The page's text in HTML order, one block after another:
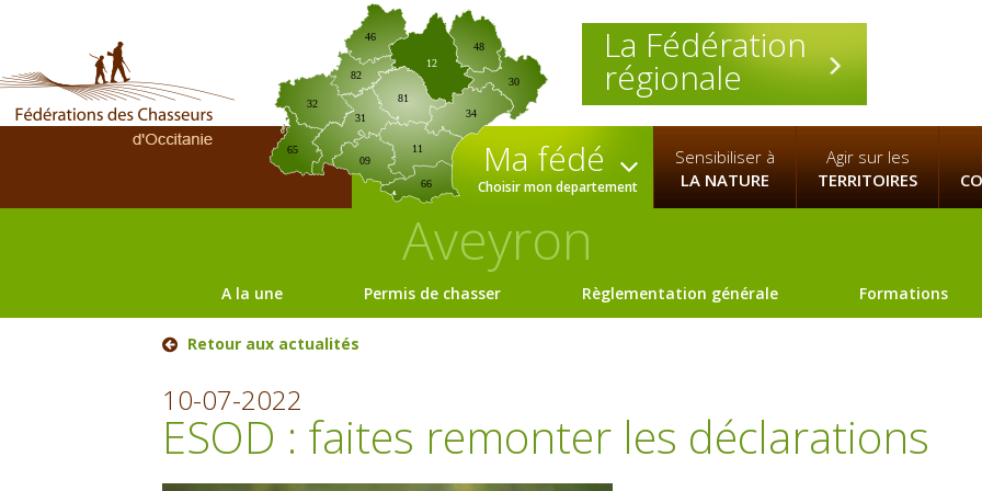
La Fédération
régionale
09
12
30
31
32
34
46
65
66
81
82
11
48
Ma fédé
Choisir mon departement
Sensibiliser à
LA NATURE
Agir sur les
TERRITOIRES
Aveyron
A la une Permis de chasser Règlementation générale Formations
Retour aux actualités
10-07-2022
ESOD : faites remonter les déclarations